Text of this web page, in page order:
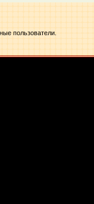
пользователи.